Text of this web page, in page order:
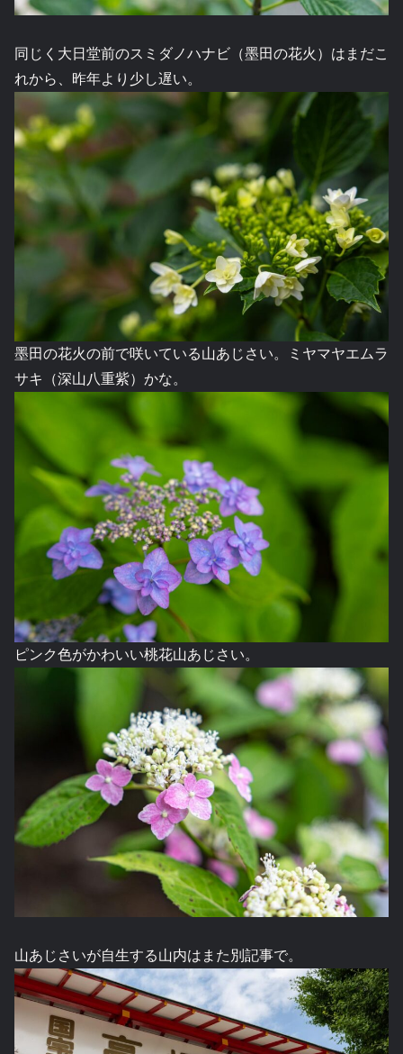
同じく大日堂前のスミダノハナビ（墨田の花火）はまだこ
れから、昨年より少し遅い。
墨田の花火の前で咲いている山あじさい。ミヤマヤエムラ
サキ（深山八重紫）かな。
ピンク色がかわいい桃花山あじさい。
山あじさいが自生する山内はまた別記事で。